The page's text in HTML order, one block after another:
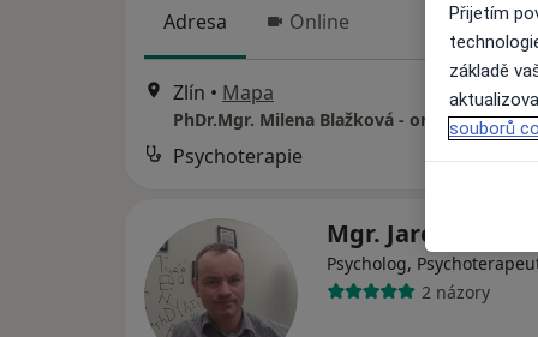
Adresa Online
Zlín • Mapa
PhDr.Mgr. Milena Blažková - online
Psychoterapie
Mgr. Jaroslav
Psycholog,
2 názory
Přijetím
základě
souborů